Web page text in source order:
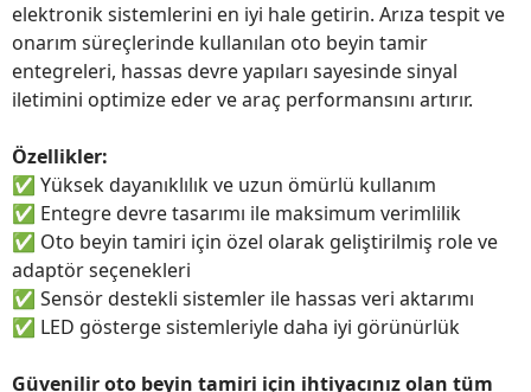
elektronik sistemlerini en iyi hale getirin. Arıza tespit ve
onarım süreçlerinde kullanılan oto beyin tamir
entegreleri, hassas devre yapıları sayesinde sinyal
iletimini optimize eder ve araç performansını artırır.
Özellikler:
✅ Yüksek dayanıklılık ve uzun ömürlü kullanım
✅ Entegre devre tasarımı ile maksimum verimlilik
✅ Oto beyin tamiri için özel olarak geliştirilmiş role ve
adaptör seçenekleri
✅ Sensör destekli sistemler ile hassas veri aktarımı
✅ LED gösterge sistemleriyle daha iyi görünürlük
Güvenilir oto beyin tamiri için ihtiyacınız olan tüm